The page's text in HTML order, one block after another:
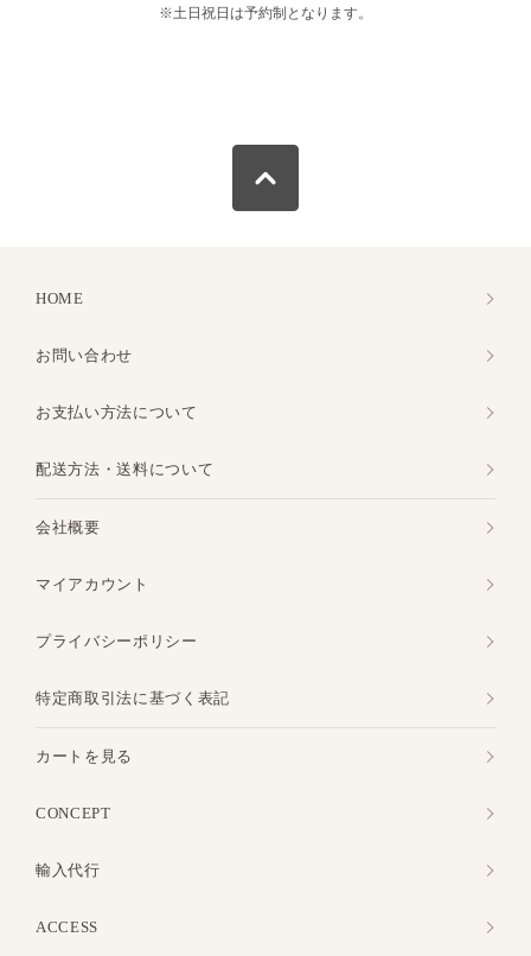
※土日祝日は予約制となります。
HOME
お問い合わせ
お支払い方法について
配送方法・送料について
会社概要
マイアカウント
プライバシーポリシー
特定商取引法に基づく表記
カートを見る
CONCEPT
輸入代行
ACCESS